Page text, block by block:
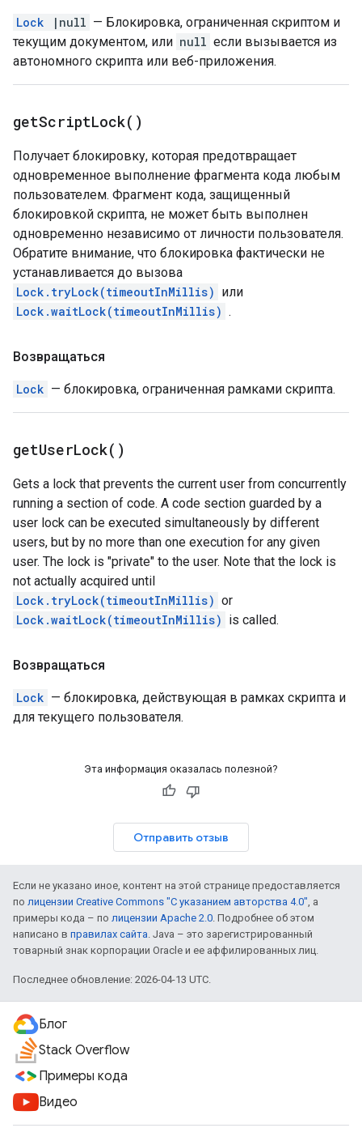
Lock |null — Блокировка, ограниченная скриптом и
текущим документом, или null если вызывается из
автономного скрипта или веб-приложения.
getScriptLock( )
Получает блокировку, которая предотвращает
одновременное выполнение фрагмента кода любым
пользователем. Фрагмент кода, защищенный
блокировкой скрипта, не может быть выполнен
одновременно независимо от личности пользователя.
Обратите внимание, что блокировка фактически не
устанавливается до вызова
Lock.tryLock(timeoutInMillis) или
Lock.waitLock(timeoutInMillis) .
Возвращаться
Lock — блокировка, ограниченная рамками скрипта.
getUserLock( )
Gets a lock that prevents the current user from concurrently
running a section of code. A code section guarded by a
user lock can be executed simultaneously by different
users, but by no more than one execution for any given
user. The lock is "private" to the user. Note that the lock is
not actually acquired until
Lock.tryLock(timeoutInMillis) or
Lock.waitLock(timeoutInMillis) is called.
Возвращаться
Lock — блокировка, действующая в рамках скрипта и
для текущего пользователя.
Эта информация оказалась полезной?
Отправить отзыв
Если не указано иное, контент на этой странице предоставляется
по лицензии Creative Commons "С указанием авторства 4.0", а
примеры кода – по лицензии Apache 2.0. Подробнее об этом
написано в правилах сайта. Java – это зарегистрированный
товарный знак корпорации Oracle и ее аффилированных лиц.
Последнее обновление: 2026-04-13 UTC.
Блог
Stack Overflow
Примеры кода
Видео